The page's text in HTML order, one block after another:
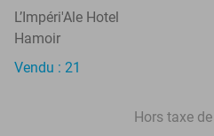
L’Impéri'Ale Hotel
Hamoir
Vendu : 21
Hors taxe